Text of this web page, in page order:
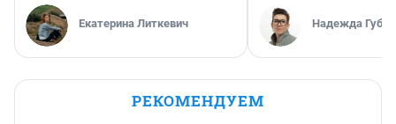
Екатерина Литкевич Надежда
РЕКОМЕНДУЕМ